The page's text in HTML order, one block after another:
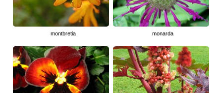
montbretia monarda